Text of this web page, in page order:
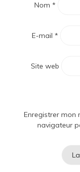
Nom *
E-mail *
Site web
Enregistrer mon
navigateur